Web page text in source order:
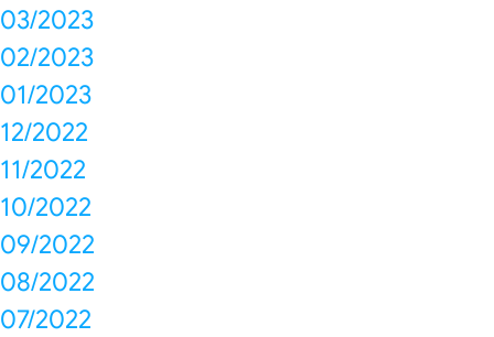
03/2023
02/2023
01/2023
12/2022
11/2022
10/2022
09/2022
08/2022
07/2022